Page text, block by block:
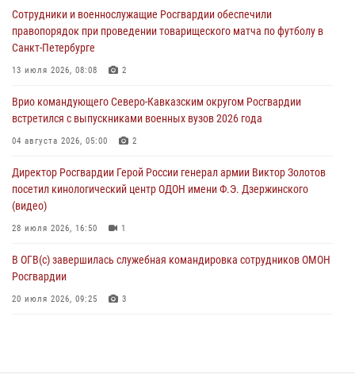
ограниченными возможностями здоровья (видео)
08 августа 2026, 06:32 1
Спецназ Росгвардии в Марий Эл почтил память товарища на
08 августа 2026, 06:15 9
День физкультурника в Уральском округе Росгвардии отметили
08 августа 2026, 06:03
Сотрудники и военнослужащие Росгвардии обеспечили
правопорядок при проведении товарищеского матча по футболу в
Санкт-Петербурге
13 июля 2026, 08:08 2
Врио командующего Северо-Кавказским округом Росгвардии
встретился с выпускниками военных вузов 2026 года
04 августа 2026, 05:00 2
Директор Росгвардии Герой России генерал армии Виктор Золотов
посетил кинологический центр ОДОН имени Ф.Э. Дзержинского
(видео)
28 июля 2026, 16:50 1
В ОГВ(с) завершилась служебная командировка сотрудников ОМОН
Росгвардии
20 июля 2026, 09:25 3